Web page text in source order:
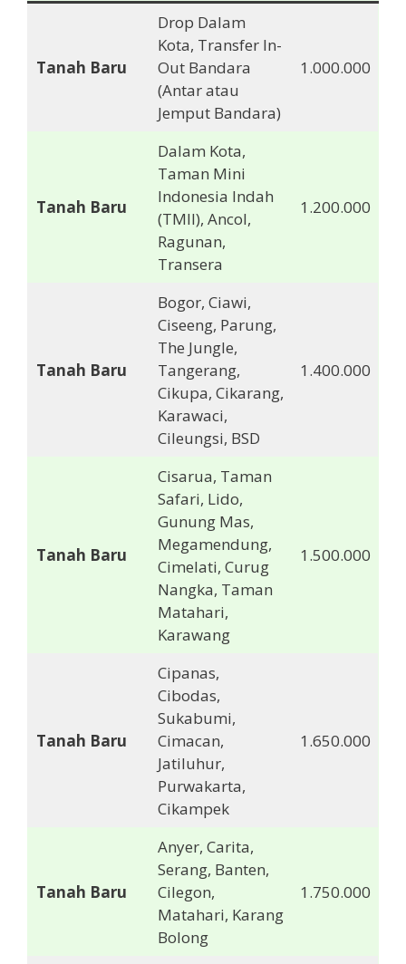
Tanah Baru
Drop Dalam
Kota, Transfer In-
Out Bandara
(Antar atau
Jemput Bandara)
1.000.000
Tanah Baru
Dalam Kota,
Taman Mini
Indonesia Indah
(TMII), Ancol,
Ragunan,
Transera
1.200.000
Tanah Baru
Bogor, Ciawi,
Ciseeng, Parung,
The Jungle,
Tangerang,
Cikupa, Cikarang,
Karawaci,
Cileungsi, BSD
1.400.000
Tanah Baru
Cisarua, Taman
Safari, Lido,
Gunung Mas,
Megamendung,
Cimelati, Curug
Nangka, Taman
Matahari,
Karawang
1.500.000
Tanah Baru
Cipanas,
Cibodas,
Sukabumi,
Cimacan,
Jatiluhur,
Purwakarta,
Cikampek
1.650.000
Tanah Baru
Anyer, Carita,
Serang, Banten,
Cilegon,
Matahari, Karang
Bolong
1.750.000